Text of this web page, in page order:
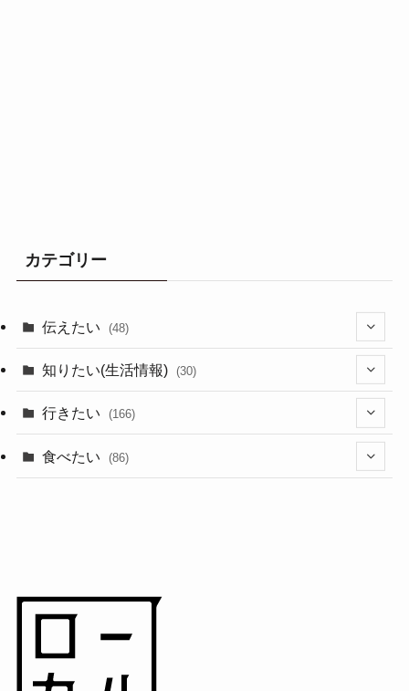
カテゴリー
伝えたい (48)
(44)
(1)
知りたい(生活情報) (30)
(10)
(11)
行きたい (166)
(18)
食べたい (86)